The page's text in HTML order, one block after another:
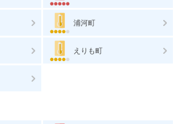
浦河町
えりも町